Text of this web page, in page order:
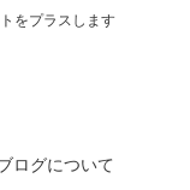
をプラスします
ログについて